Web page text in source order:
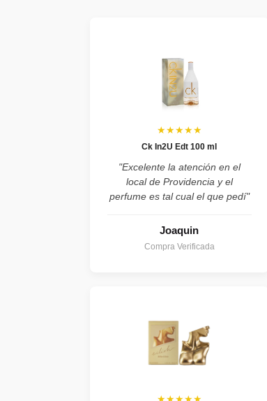
★★★★★
Ck In2U Edt 100 ml
"Excelente la atención en el
local de Providencia y el
perfume es tal cual el que pedí"
Joaquin
Compra Verificada